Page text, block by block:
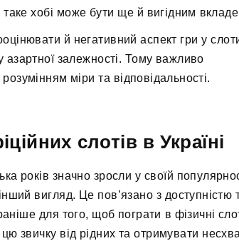
таке хобі може бути ще й вигідним
й негативний аспект гри у
залежності. Тому важливо
міри та відповідальності.
слотів в Україні
років значно зросли у своїй
вигляд. Це пов’язано з доступністю
для того, щоб пограти в фізичні
звичку від рідних та отримувати